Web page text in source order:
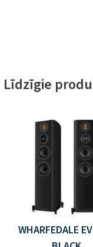
Līdzīgie
WHARFEDALE